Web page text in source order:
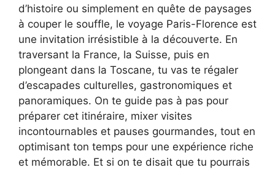
d’histoire ou simplement en quête de paysages
à couper le souffle, le voyage Paris-Florence est
une invitation irrésistible à la découverte. En
traversant la France, la Suisse, puis en
plongeant dans la Toscane, tu vas te régaler
d’escapades culturelles, gastronomiques et
panoramiques. On te guide pas à pas pour
préparer cet itinéraire, mixer visites
incontournables et pauses gourmandes, tout en
optimisant ton temps pour une expérience riche
et mémorable. Et si on te disait que tu pourrais